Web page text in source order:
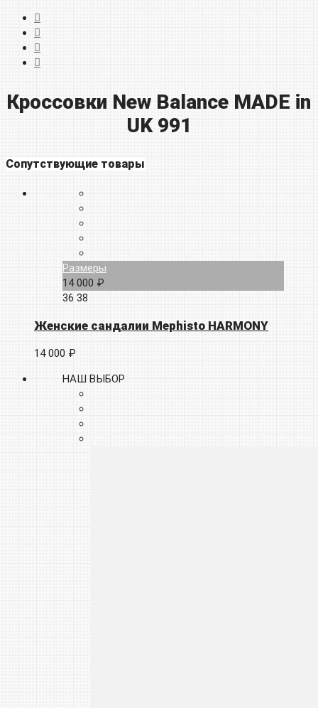
Кроссовки New Balance MADE in
UK 991
Сопутствующие товары
Размеры
14 000 ₽
36 38
Женские сандалии Mephisto HARMONY
14 000 ₽
НАШ ВЫБОР